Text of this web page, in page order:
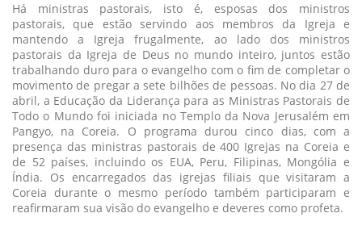
Há ministras pastorais, isto é, esposas dos ministros
pastorais, que estão servindo aos membros da Igreja e
mantendo a Igreja frugalmente, ao lado dos ministros
pastorais da Igreja de Deus no mundo inteiro, juntos estão
trabalhando duro para o evangelho com o fim de completar o
movimento de pregar a sete bilhões de pessoas. No dia 27 de
abril, a Educação da Liderança para as Ministras Pastorais de
Todo o Mundo foi iniciada no Templo da Nova Jerusalém em
Pangyo, na Coreia. O programa durou cinco dias, com a
presença das ministras pastorais de 400 Igrejas na Coreia e
de 52 países, incluindo os EUA, Peru, Filipinas, Mongólia e
Índia. Os encarregados das igrejas filiais que visitaram a
Coreia durante o mesmo período também participaram e
reafirmaram sua visão do evangelho e deveres como profeta.